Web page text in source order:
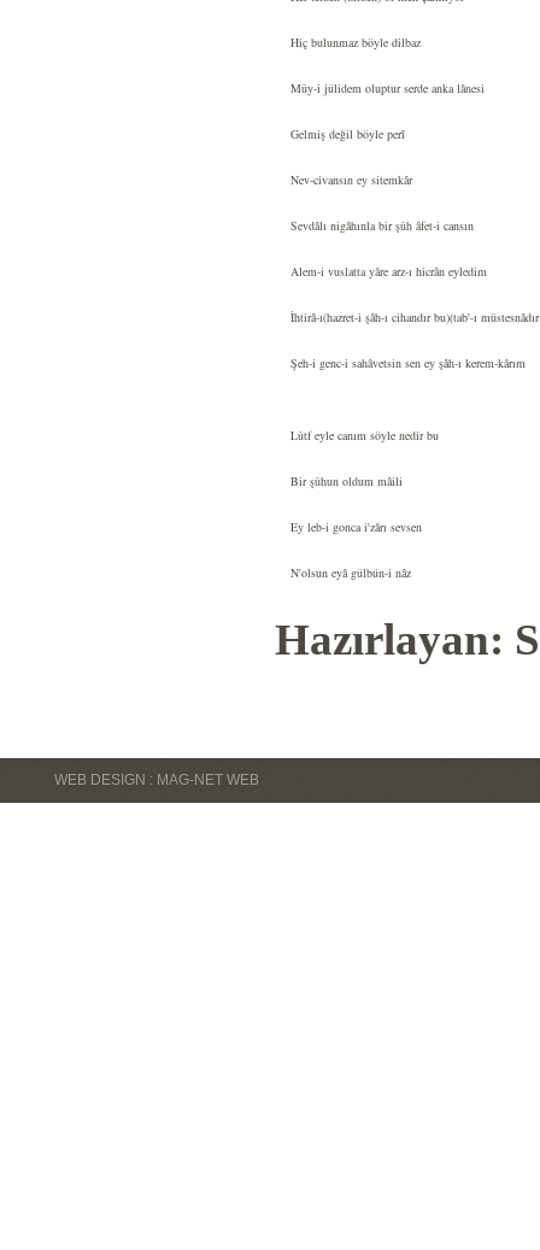
Hiç bulunmaz böyle dilbaz
Mûy-i jülidem oluptur serde anka lânesi
Gelmiş değil böyle perî
Nev-civansın ey sitemkâr
Sevdâlı nigâhınla bir şûh âfet-i cansın
Alem-i vuslatta yâre arz-ı hicrân eyledim
İhtirâ-ı(hazret-i şâh-ı cihandır bu)(tab'-ı
Şeh-i genc-i sahâvetsin sen ey şâh-ı kerem-kârım
Lûtf eyle canım söyle nedir bu
Bir şûhun oldum mâili
Ey leb-i gonca i'zârı sevsen
N'olsun eyâ gülbün-i nâz
Hazırlayan:
WEB DESIGN : MAG-NET WEB